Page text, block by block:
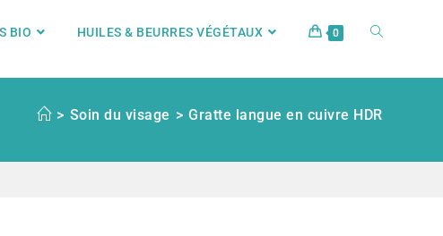
BIO HUILES & BEURRES VÉGÉTAUX 0
> Soin du visage > Gratte langue en cuivre HDR